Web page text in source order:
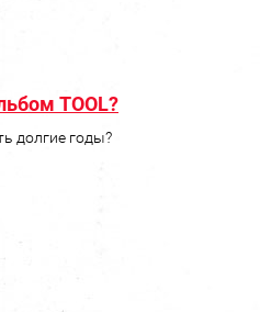
TOOL?
долгие годы?